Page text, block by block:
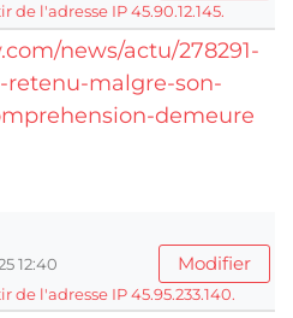
l'adresse IP 45.90.12.145.
news/actu/278291-
retenu-malgre-son-
demeure
12:40
Modifier
l'adresse IP 45.95.233.140.